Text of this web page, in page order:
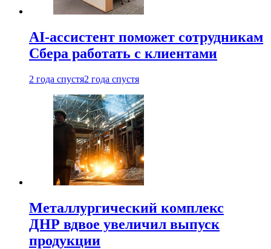
AI-ассистент поможет сотрудникам
Сбера работать с клиентами
2 года спустя2 года спустя
Металлургический комплекс
ДНР вдвое увеличил выпуск
продукции